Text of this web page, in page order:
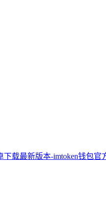
下载最新版本-imtoken钱包官